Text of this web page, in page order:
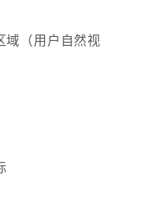
域（用户自然视